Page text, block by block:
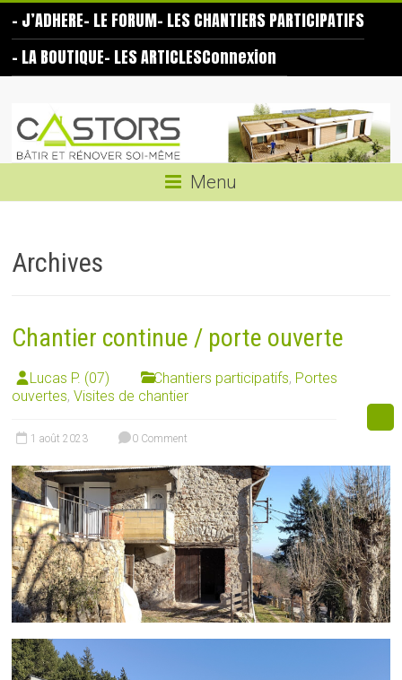
content
– J’ADHERE– LE FORUM– LES CHANTIERS PARTICIPATIFS
– LA BOUTIQUE– LES ARTICLESConnexion
Castors
même
Menu
Archives
Chantier continue / porte ouverte
Lucas P. (07) Chantiers participatifs, Portes
ouvertes,Visites de chantier
1 août 2023 0 Comment